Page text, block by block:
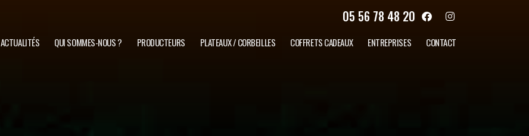
05 56 78 48 20
ACTUALITÉS QUI SOMMES-NOUS ? PRODUCTEURS PLATEAUX / CORBEILLES COFFRETS CADEAUX ENTREPRISES CONTACT